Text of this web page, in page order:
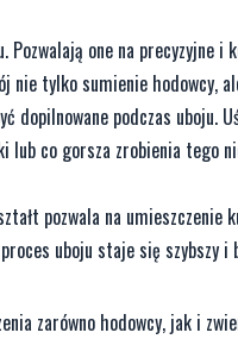
one na precyzyjne i
nie tylko sumienie hodowcy,
dopilnowane podczas uboju.
lub co gorsza zrobienia tego
pozwala na umieszczenie
uboju staje się szybszy i
zarówno hodowcy, jak i